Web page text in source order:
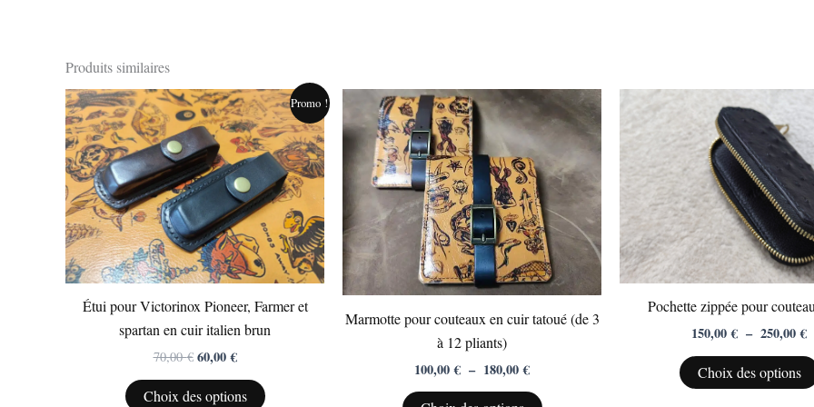
Produits similaires
Promo !
Étui pour Victorinox Pioneer, Farmer et
spartan en cuir italien brun
70,00€
Le
prix
initial
était :
70,00 €.
60,00€
Le
prix
actuel
est :
60,00 €.
Choix des options
Ce
produit
a
plusieurs
variations.
Les
options
peuvent
être
choisies
sur
Marmotte pour couteaux en cuir tatoué (de 3
à 12 pliants)
100,00€ – 180,00€
Plage
prix :
100,00 €
à
180,00 €
produit
plusieurs
variations.
Les
options
peuvent
être
choisies
Pochette zippée pour
150,00€ – 250,00€
à
Choix des options